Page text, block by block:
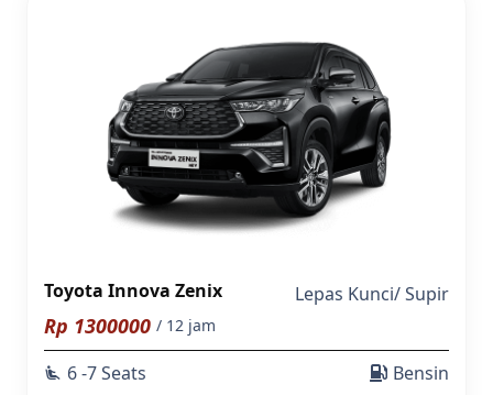
Toyota Innova Zenix Lepas Kunci/Supir
Rp 1300000 / 12 jam
airline_seat_recline_extra 6 -7 Seats
Bensin